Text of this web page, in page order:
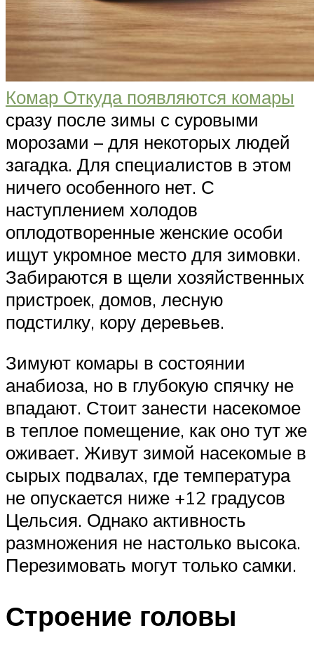
Комар Откуда появляются комары
сразу после зимы с суровыми
морозами – для некоторых людей
загадка. Для специалистов в этом
ничего особенного нет. С
наступлением холодов
оплодотворенные женские особи
ищут укромное место для зимовки.
Забираются в щели хозяйственных
пристроек, домов, лесную
подстилку, кору деревьев.
Зимуют комары в состоянии
анабиоза, но в глубокую спячку не
впадают. Стоит занести насекомое
в теплое помещение, как оно тут же
оживает. Живут зимой насекомые в
сырых подвалах, где температура
не опускается ниже +12 градусов
Цельсия. Однако активность
размножения не настолько высока.
Перезимовать могут только самки.
Строение головы